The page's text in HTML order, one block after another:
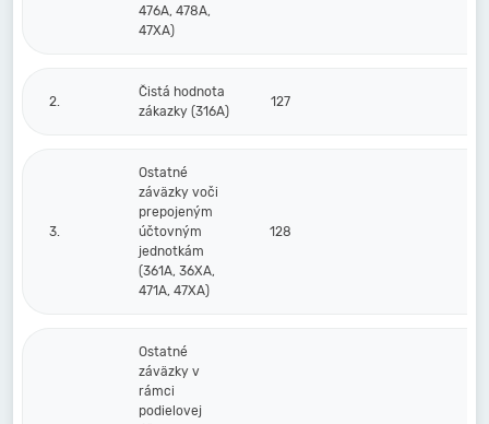
476A, 478A,
47XA)
2.
Čistá hodnota
zákazky (316A)
127
3.
Ostatné
záväzky voči
prepojeným
účtovným
jednotkám
(361A, 36XA,
471A, 47XA)
128
Ostatné
záväzky v
rámci
podielovej